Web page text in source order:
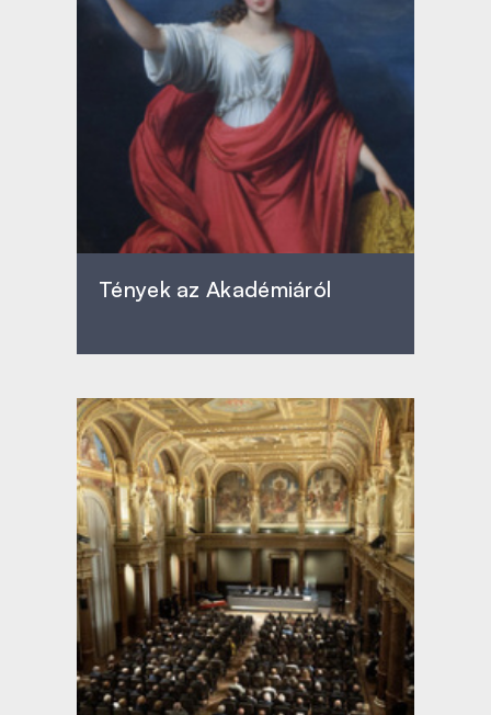
Tények az Akadémiáról